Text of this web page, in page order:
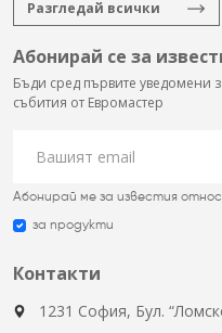
Разгледай всички
Абонирай се за
Бъди сред първите уведомени
събития от Евромастер
Абонирай ме за известия
за продукти
Контакти
1231 София, Бул.